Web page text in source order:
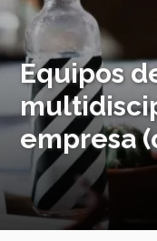
Equipos
empresa